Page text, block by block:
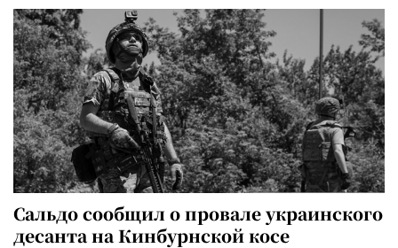
Сальдо сообщил о провале украинского
десанта на Кинбурнской косе